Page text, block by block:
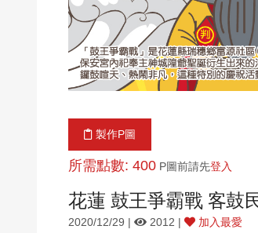
製作P圖
所需點數: 400 P圖前請先登入
花蓮 鼓王爭霸戰 客鼓
2020/12/29 | 2012 | 加入最愛